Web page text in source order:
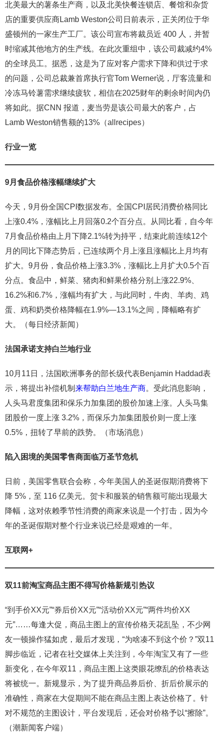
北美最大的薯条生产商，以及北美快餐连锁店、餐馆和杂货
店的重要供应商Lamb Weston公司日前表示，正关闭位于华
盛顿州的一家生产工厂。该公司宣布将裁员近 400 人，并暂
时缩减其他地方的生产线。在此次重组中，该公司裁减约4%
的全球员工。据悉，这是为了应对客户需求下降和供过于求
的问题，公司总裁兼首席执行官Tom Werner说，厅客流量和
冷冻马铃薯需求继续疲软，相信在2025财年的剩余时间内仍
将如此。据CNN 报道，麦当劳是该公司最大的客户，占
Lamb Weston销售额的13%（allrecipes）
行业一览
9月食品价格涨幅继续扩大
今天，9月份全国CPI数据发布。全国CPI居民消费价格同比
上涨0.4%，涨幅比上月回落0.2个百分点。从同比看，自今年
7月食品价格由上月下降2.1%转为持平，结束此前连续12个
月的同比下降态势后，已连续两个月上涨且涨幅比上月均有
扩大。9月份，食品价格上涨3.3%，涨幅比上月扩大0.5个百
分点。食品中，鲜菜、猪肉和鲜果价格分别上涨22.9%、
16.2%和6.7%，涨幅均有扩大，与此同时，牛肉、羊肉、鸡
蛋、鸡和奶类价格降幅在1.9%—13.1%之间，降幅略有扩
大。（每日经济新闻）
法国承诺支持白兰地行业
10月11日，法国欧洲事务的部长级代表Benjamin Haddad表
示，将提出补偿机制 来帮助白兰地生产商。受此消息影响，
人头马君度集团和保乐力加集团的股价加速上涨。人头马集
团股价一度上涨 3.2%，而保乐力加集团股价则一度上涨
0.5%，扭转了早前的跌势。（市场消息）
陷入困境的美国零售商面临万圣节危机
日前，美国零售联合会称，今年美国人的圣诞假期消费将下
降 5%，至 116 亿美元。贺卡和服装的销售额可能出现最大
降幅，这对依赖季节性消费的商家来说是一个打击，因为今
年的圣诞假期对整个行业来说已经是艰难的一年。
互联网+
双11前淘宝商品主图不得写价格新规引热议
“到手价XX元”“券后价XX元”“活动价XX元”“两件均价XX
元”……每逢大促，商品主图上的宣传价格天花乱坠，不少网
友一顿操作猛如虎，最后才发现，“为啥凑不到这个价？”双11
脚步临近，记者在社交媒体上关注到，今年淘宝又有了一些
新变化，在今年双11，商品主图上这类眼花缭乱的价格表达
将被统一。新规显示，为了提升商品券后价、折后价展示的
准确性，商家在大促期间不能在商品主图上表达价格了。针
对不规范的主图设计，平台发现后，还会对价格予以“擦除”。
（潮新闻客户端）